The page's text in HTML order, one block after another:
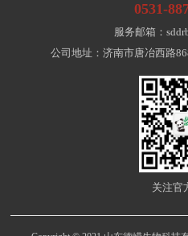
0531-
服务邮箱：
公司地址：济南市唐冶西路
关注官